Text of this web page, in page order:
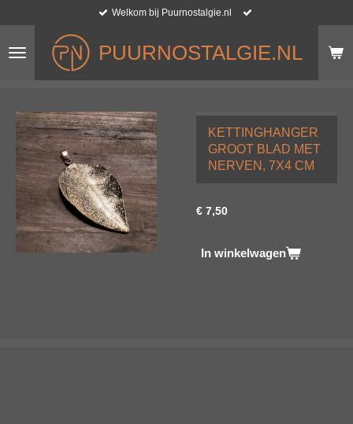
naar
hoofdinhoud
PUURNOSTALGIE.NL
Welkom bij Puurnostalgie.nl
KETTINGHANGER
GROOT BLAD MET
NERVEN, 7X4 CM
€ 7,50
In winkelwagen